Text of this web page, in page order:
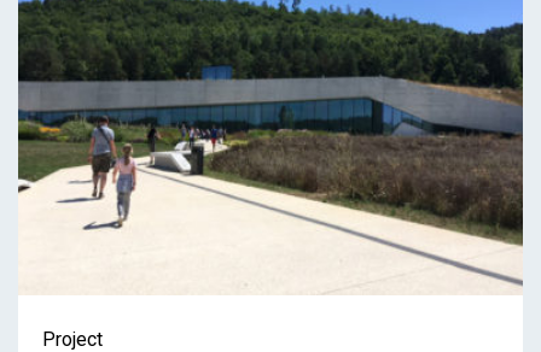
Project